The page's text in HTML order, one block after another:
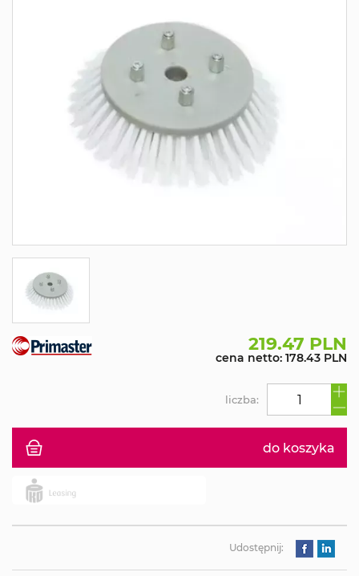
219.47 PLN
cena netto: 178.43 PLN
do koszyka
liczba:
Udostępnij: